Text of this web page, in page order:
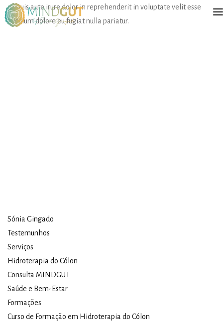
Duis aute irure dolor in reprehenderit in voluptate velit esse
cillum dolore eu fugiat nulla pariatur.
Sónia Gingado
Testemunhos
Serviços
Hidroterapia do Cólon​
Consulta MINDGUT
Saúde e Bem-Estar
Formações
Curso de Formação em Hidroterapia do Cólon